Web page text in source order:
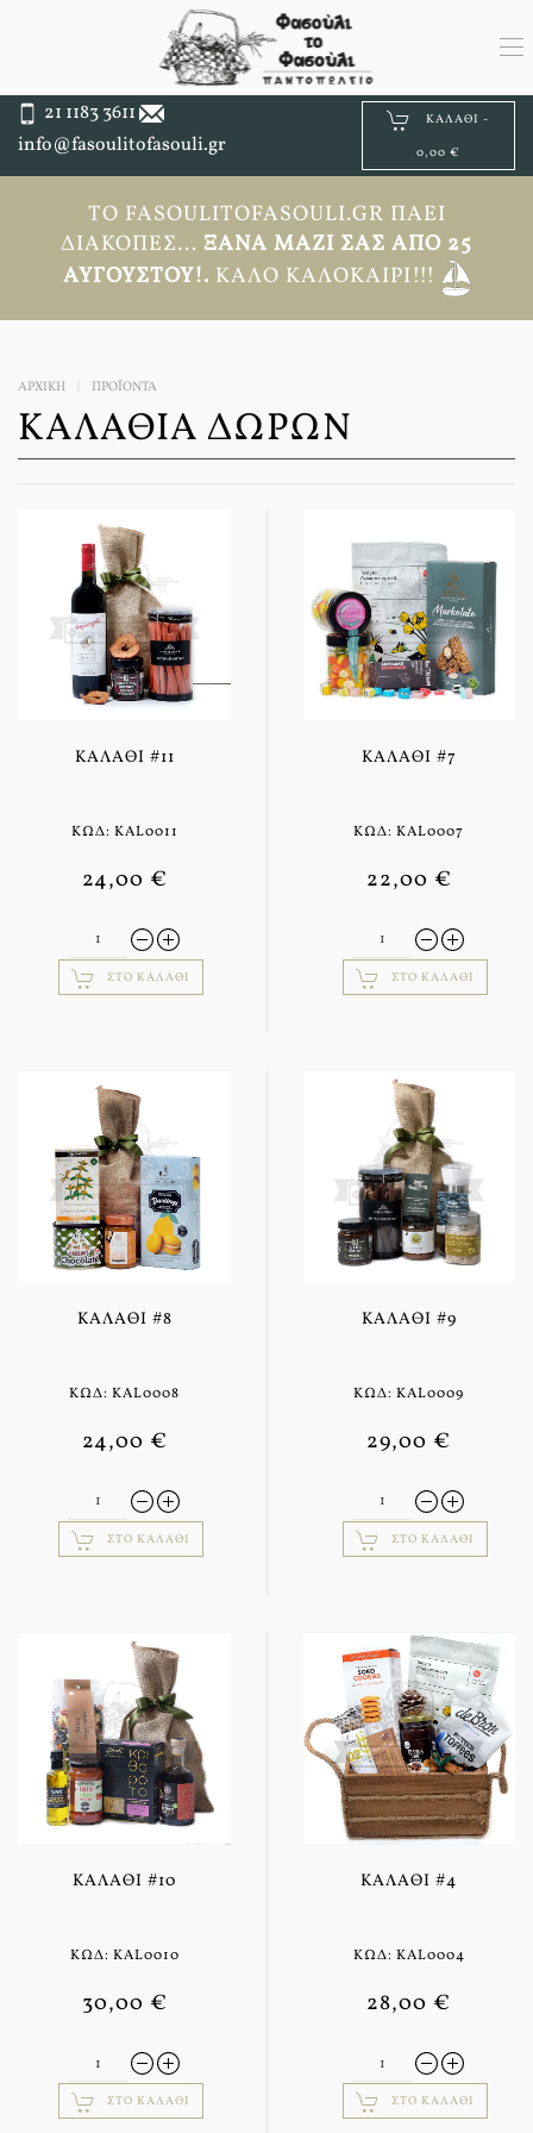
21 1183 3611
info@fasoulitofasouli.gr
ΚΑΛΆΘΙ -
0,00 €
ΤΟ FASOULITOFASOULI.GR ΠΆΕΙ
ΔΙΑΚΟΠΈΣ... ΞΑΝΆ ΜΑΖΊ ΣΑΣ ΑΠΟ 25
ΑΥΓΟΎΣΤΟΥ!. ΚΑΛΌ ΚΑΛΟΚΑΊΡΙ!!!
ΑΡΧΙΚΉ ΠΡΟΪΟΝΤΑ
ΚΑΛΆΘΙΑ ΔΏΡΩΝ
ΚΑΛΆΘΙ #11
ΚΩΔ: KAL0011
24,00 €
ΣΤΟ ΚΑΛΆΘΙ
ΚΑΛΆΘΙ #7
ΚΩΔ: KAL0007
22,00 €
ΣΤΟ ΚΑΛΆΘΙ
ΚΑΛΆΘΙ #8
ΚΩΔ: KAL0008
24,00 €
ΣΤΟ ΚΑΛΆΘΙ
ΚΑΛΆΘΙ #9
ΚΩΔ: KAL0009
29,00 €
ΣΤΟ ΚΑΛΆΘΙ
ΚΑΛΆΘΙ #10
ΚΩΔ: KAL0010
30,00 €
ΣΤΟ ΚΑΛΆΘΙ
ΚΑΛΆΘΙ #4
ΚΩΔ: KAL0004
28,00 €
ΣΤΟ ΚΑΛΆΘΙ